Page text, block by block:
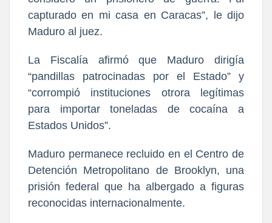
capturado en mi casa en Caracas”, le dijo
Maduro al juez.
La Fiscalía afirmó que Maduro dirigía
“pandillas patrocinadas por el Estado” y
“corrompió instituciones otrora legítimas
para importar toneladas de cocaína a
Estados Unidos”.
Maduro permanece recluido en el Centro de
Detención Metropolitano de Brooklyn, una
prisión federal que ha albergado a figuras
reconocidas internacionalmente.